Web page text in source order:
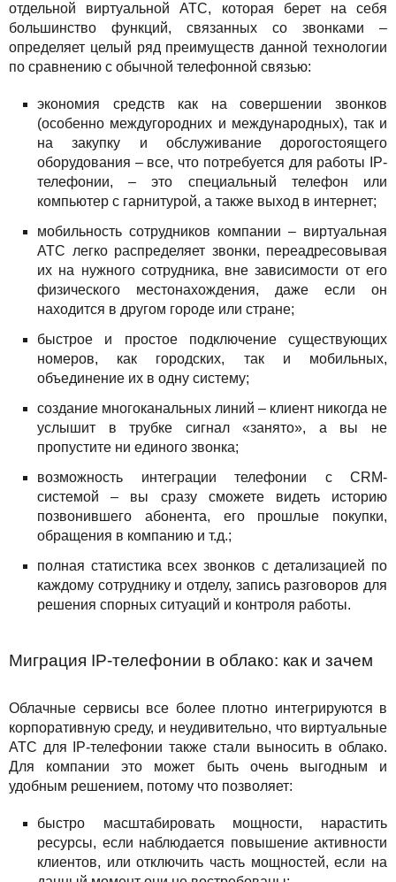
Акции
отдельной виртуальной АТС, которая берет на себя
большинство функций, связанных со звонками –
определяет целый ряд преимуществ данной технологии
по сравнению с обычной телефонной связью:
экономия средств как на совершении звонков
(особенно междугородних и международных), так и
на закупку и обслуживание дорогостоящего
оборудования – все, что потребуется для работы IP-
телефонии, – это специальный телефон или
компьютер с гарнитурой, а также выход в интернет;
мобильность сотрудников компании – виртуальная
АТС легко распределяет звонки, переадресовывая
их на нужного сотрудника, вне зависимости от его
физического местонахождения, даже если он
находится в другом городе или стране;
быстрое и простое подключение существующих
номеров, как городских, так и мобильных,
объединение их в одну систему;
создание многоканальных линий – клиент никогда не
услышит в трубке сигнал «занято», а вы не
пропустите ни единого звонка;
возможность интеграции телефонии с CRM-
системой – вы сразу сможете видеть историю
позвонившего абонента, его прошлые покупки,
обращения в компанию и т.д.;
полная статистика всех звонков с детализацией по
каждому сотруднику и отделу, запись разговоров для
решения спорных ситуаций и контроля работы.
Миграция IP-телефонии в облако: как и зачем
Облачные сервисы все более плотно интегрируются в
корпоративную среду, и неудивительно, что виртуальные
АТС для IP-телефонии также стали выносить в облако.
Для компании это может быть очень выгодным и
удобным решением, потому что позволяет:
быстро масштабировать мощности, нарастить
ресурсы, если наблюдается повышение активности
клиентов, или отключить часть мощностей, если на